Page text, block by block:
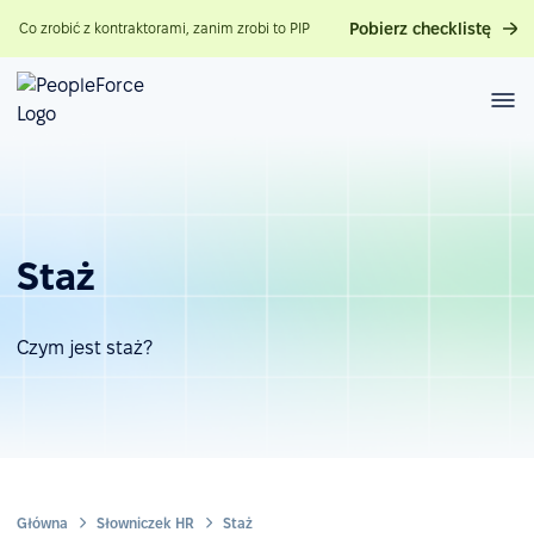
Co zrobić z kontraktorami, zanim zrobi to PIP Pobierz checklistę
Staż
Czym jest staż?
Główna Słowniczek HR Staż